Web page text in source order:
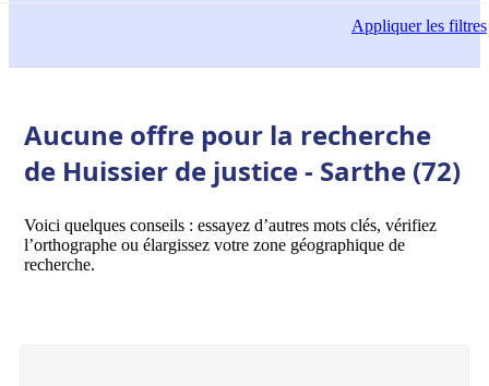
Appliquerles filtres
Aucune offre pour la recherche
de Huissier de justice - Sarthe (72)
Voici quelques conseils : essayez d’autres mots clés, vérifiez
l’orthographe ou élargissez votre zone géographique de
recherche.